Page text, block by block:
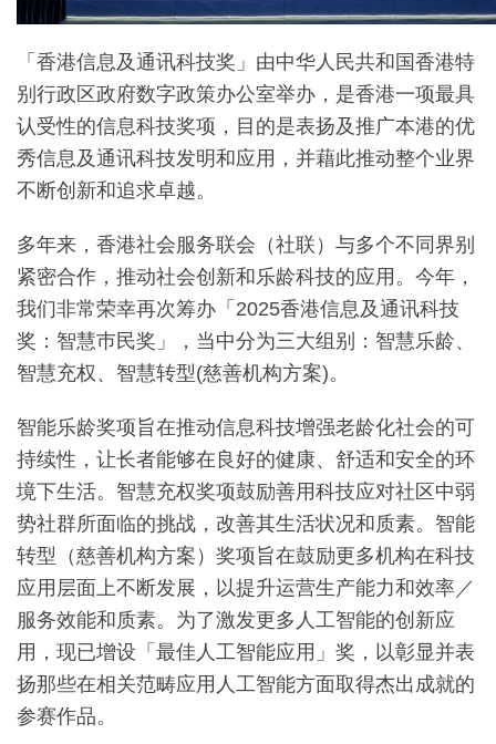
「香港信息及通讯科技奖」由中华人民共和国香港特
别行政区政府数字政策办公室举办，是香港一项最具
认受性的信息科技奖项，目的是表扬及推广本港的优
秀信息及通讯科技发明和应用，并藉此推动整个业界
不断创新和追求卓越。
多年来，香港社会服务联会（社联）与多个不同界别
紧密合作，推动社会创新和乐龄科技的应用。今年，
我们非常荣幸再次筹办「2025香港信息及通讯科技
奖：智慧巿民奖」，当中分为三大组别：智慧乐龄、
智慧充权、智慧转型(慈善机构方案)。
智能乐龄奖项旨在推动信息科技增强老龄化社会的可
持续性，让长者能够在良好的健康、舒适和安全的环
境下生活。智慧充权奖项鼓励善用科技应对社区中弱
势社群所面临的挑战，改善其生活状况和质素。智能
转型（慈善机构方案）奖项旨在鼓励更多机构在科技
应用层面上不断发展，以提升运营生产能力和效率／
服务效能和质素。为了激发更多人工智能的创新应
用，现已增设「最佳人工智能应用」奖，以彰显并表
扬那些在相关范畴应用人工智能方面取得杰出成就的
参赛作品。